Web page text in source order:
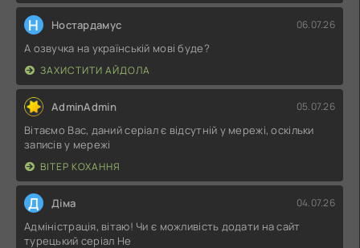
Н Ностардамус 06.07.26
А озвучка на українській мові буде?
ЗАХИСТИТИ АЙДОЛА
AdminAdmin 05.07.26
Вітаємо Вас, даний серіал є відсутній у мережі, оскільки
записів у мережі
ВІТЕР КОХАННЯ
Д Діма 04.07.26
Адміністрація, вітаю! Чи є можливість додати на сайт
турецький серіал Не